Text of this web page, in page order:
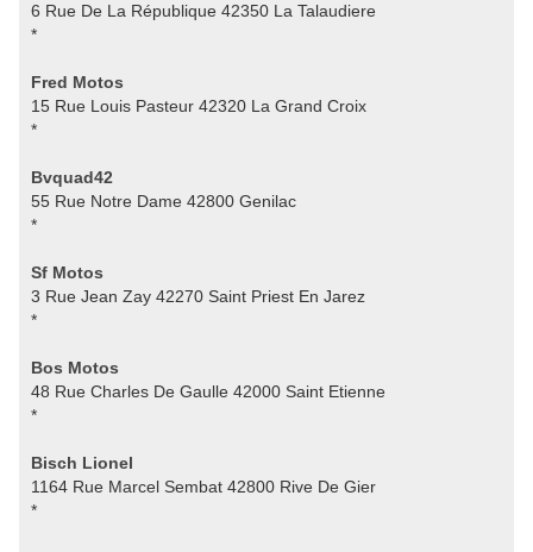
6 Rue De La République 42350 La Talaudiere
*
Fred Motos
15 Rue Louis Pasteur 42320 La Grand Croix
*
Bvquad42
55 Rue Notre Dame 42800 Genilac
*
Sf Motos
3 Rue Jean Zay 42270 Saint Priest En Jarez
*
Bos Motos
48 Rue Charles De Gaulle 42000 Saint Etienne
*
Bisch Lionel
1164 Rue Marcel Sembat 42800 Rive De Gier
*